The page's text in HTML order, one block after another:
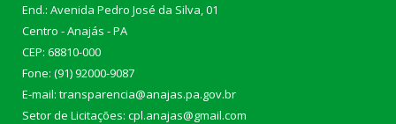
End.: Avenida Pedro José da Silva, 01
Centro - Anajás - PA
CEP: 68810-000
Fone: (91) 92000-9087
E-mail: transparencia@anajas.pa.gov.br
Setor de Licitações: cpl.anajas@gmail.com